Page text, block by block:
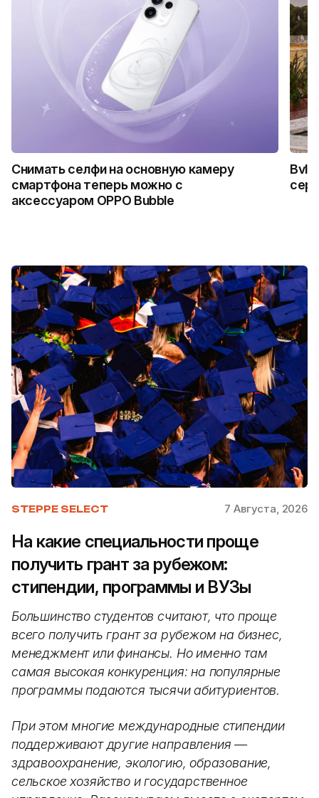
Снимать селфи на основную камеру
смартфона теперь можно с
аксессуаром OPPO Bubble
STEPPE SELECT 7 Августа, 2026
На какие специальности проще
получить грант за рубежом:
стипендии, программы и ВУЗы
Большинство студентов считают, что проще
всего получить грант за рубежом на бизнес,
менеджмент или финансы. Но именно там
самая высокая конкуренция: на популярные
программы подаются тысячи абитуриентов.
При этом многие международные стипендии
поддерживают другие направления —
здравоохранение, экологию, образование,
сельское хозяйство и государственное